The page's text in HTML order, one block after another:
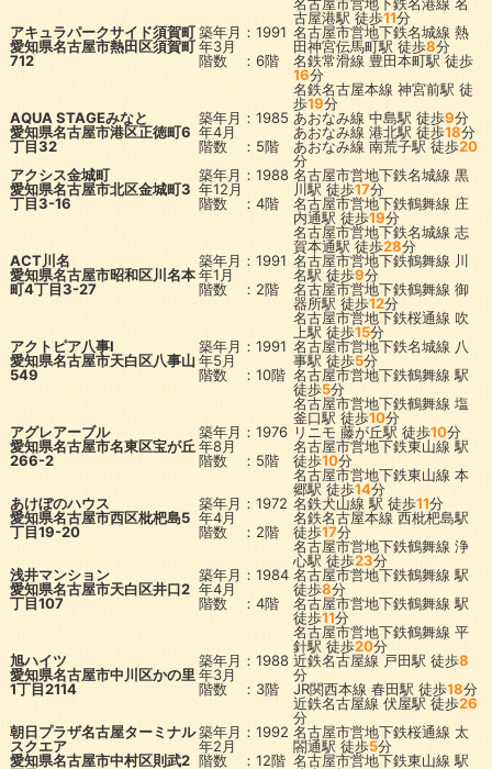
古屋港駅 徒歩11分
アキュラパークサイド須賀町
愛知県名古屋市熱田区須賀町
712
築年月：1991
年3月
階数 ：6階
名古屋市営地下鉄名城線 熱
田神宮伝馬町駅 徒歩8分
名鉄常滑線 豊田本町駅 徒歩
16分
名鉄名古屋本線 神宮前駅 徒
歩19分
AQUA STAGEみなと
愛知県名古屋市港区正徳町6
丁目32
築年月：1985
年4月
階数 ：5階
あおなみ線 中島駅 徒歩9分
あおなみ線 港北駅 徒歩18分
あおなみ線 南荒子駅 徒歩20
分
アクシス金城町
愛知県名古屋市北区金城町3
丁目3-16
築年月：1988
年12月
階数 ：4階
名古屋市営地下鉄名城線 黒
川駅 徒歩17分
名古屋市営地下鉄鶴舞線 庄
内通駅 徒歩19分
名古屋市営地下鉄名城線 志
賀本通駅 徒歩28分
ACT川名
愛知県名古屋市昭和区川名本
町4丁目3-27
築年月：1991
年1月
階数 ：2階
名古屋市営地下鉄鶴舞線 川
名駅 徒歩9分
名古屋市営地下鉄鶴舞線 御
器所駅 徒歩12分
名古屋市営地下鉄桜通線 吹
上駅 徒歩15分
アクトピア八事I
愛知県名古屋市天白区八事山
549
築年月：1991
年5月
階数 ：10階
名古屋市営地下鉄名城線 八
事駅 徒歩5分
名古屋市営地下鉄鶴舞線 駅
徒歩5分
名古屋市営地下鉄鶴舞線 塩
釜口駅 徒歩10分
アグレアーブル
愛知県名古屋市名東区宝が丘
266-2
築年月：1976
年8月
階数 ：5階
リニモ 藤が丘駅 徒歩10分
名古屋市営地下鉄東山線 駅
徒歩10分
名古屋市営地下鉄東山線 本
郷駅 徒歩14分
あけぼのハウス
愛知県名古屋市西区枇杷島5
丁目19-20
築年月：1972
年4月
階数 ：2階
名鉄犬山線 駅 徒歩11分
名鉄名古屋本線 西枇杷島駅
徒歩17分
名古屋市営地下鉄鶴舞線 浄
心駅 徒歩23分
浅井マンション
愛知県名古屋市天白区井口2
丁目107
築年月：1984
年4月
階数 ：4階
名古屋市営地下鉄鶴舞線 駅
徒歩8分
名古屋市営地下鉄鶴舞線 駅
徒歩11分
名古屋市営地下鉄鶴舞線 平
針駅 徒歩20分
旭ハイツ
愛知県名古屋市中川区かの里
1丁目2114
築年月：1988
年3月
階数 ：3階
近鉄名古屋線 戸田駅 徒歩8
分
JR関西本線 春田駅 徒歩18分
近鉄名古屋線 伏屋駅 徒歩26
分
朝日プラザ名古屋ターミナル
スクエア
愛知県名古屋市中村区則武2
築年月：1992
年2月
階数 ：12階
名古屋市営地下鉄桜通線 太
閤通駅 徒歩5分
名古屋市営地下鉄東山線 駅